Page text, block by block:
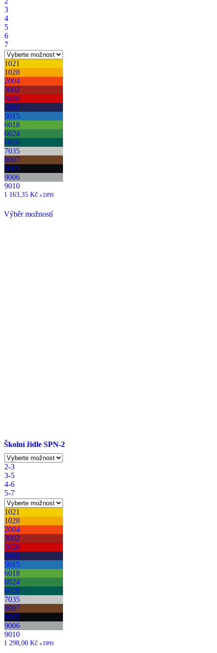
3
4
5
6
7
1021
1028
2004
3002
3020
5002
5015
6018
6024
6026
7035
8007
9005
9006
9010
1 163,35 Kč s DPH
Výběr možností
Školní židle SPN-2
2-3
3-5
4-6
5-7
1021
1028
2004
3002
3020
5002
5015
6018
6024
6026
7035
8007
9005
9006
9010
1 298,00 Kč s DPH